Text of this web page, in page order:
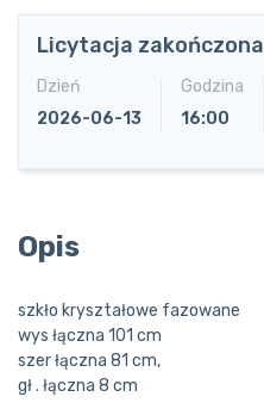
Licytacja zakończona
Dzień
2026-06-13
Godzina
16:00
Opis
szkło kryształowe fazowane
wys łączna 101 cm
szer łączna 81 cm,
gł . łączna 8 cm